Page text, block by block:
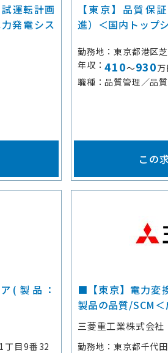
運転計画
発電シス
【東京】品質保
進）＜国内トップ
勤務地
東京都港区
年収
410～930
職種
品質管理／品
この
(製品：
丁目9番32
■【東京】電力変
製品の品質/SCM
三菱重工業株式会社
勤務地
東京都千代